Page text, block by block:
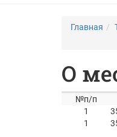
Главная
О
№п/п
1
1